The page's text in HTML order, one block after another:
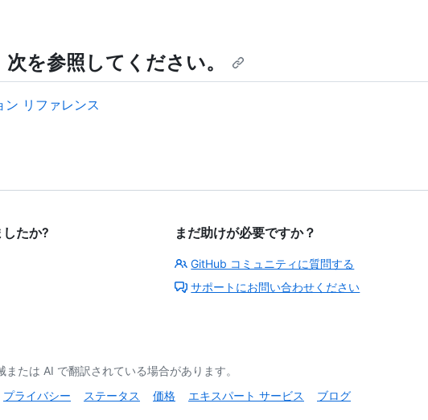
を参照してください。
リファレンス
たか? まだ助けが必要ですか？
GitHub コミュニティに質問する
サポートにお問い合わせください
たは AI で翻訳されている場合があります。
プライバシー ステータス 価格 エキスパート サービス ブログ